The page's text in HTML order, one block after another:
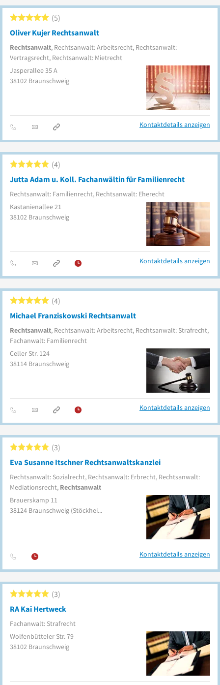
Oliver Kujer Rechtsanwalt
Rechtsanwalt, Rechtsanwalt: Arbeitsrecht, Rechtsanwalt:
Vertragsrecht, Rechtsanwalt: Mietrecht
5
Jasperallee 35 A
38102 Braunschweig
Kontaktdetails anzeigen
Jutta Adam u. Koll. Fachanwältin für Familienrecht
Rechtsanwalt: Familienrecht, Rechtsanwalt: Eherecht
4
Kastanienallee 21
38102 Braunschweig
Kontaktdetails anzeigen
Michael Franziskowski Rechtsanwalt
Rechtsanwalt, Rechtsanwalt: Arbeitsrecht, Rechtsanwalt: Strafrecht,
Fachanwalt: Familienrecht
4
Celler Str. 124
38114 Braunschweig
Kontaktdetails anzeigen
Eva Susanne Itschner Rechtsanwaltskanzlei
Rechtsanwalt: Sozialrecht, Rechtsanwalt: Erbrecht, Rechtsanwalt:
Mediationsrecht, Rechtsanwalt
3
Brauerskamp 11
38124 Braunschweig (Stöckheim)
Kontaktdetails anzeigen
RA Kai Hertweck
Fachanwalt: Strafrecht
3
Wolfenbütteler Str. 79
38102 Braunschweig